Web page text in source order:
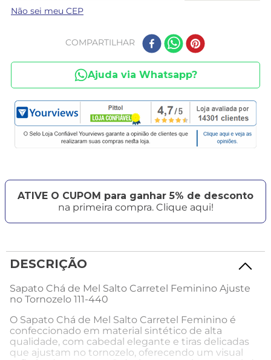
Não sei meu CEP
COMPARTILHAR
Ajuda via Whatsapp?
ATIVE O CUPOM para ganhar 5% de desconto
na primeira compra. Clique aqui!
DESCRIÇÃO
Sapato Chá de Mel Salto Carretel Feminino Ajuste
no Tornozelo 111-440
O Sapato Chá de Mel Salto Carretel Feminino é
confeccionado em material sintético de alta
qualidade, com cabedal elegante e tiras delicadas
que ajustam no tornozelo, oferecendo um visual